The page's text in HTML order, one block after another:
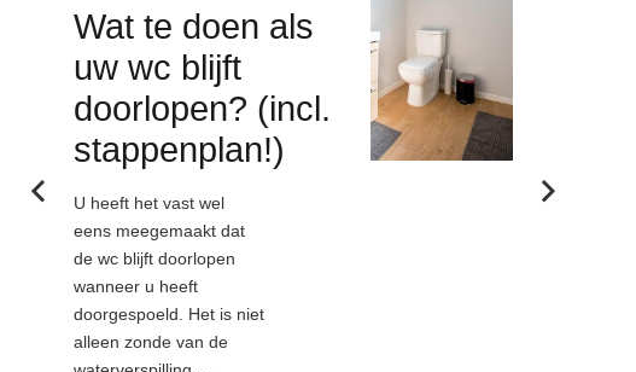
Wat te doen als
uw wc blijft
doorlopen? (incl.
stappenplan!)
U heeft het vast wel
eens meegemaakt dat
de wc blijft doorlopen
wanneer u heeft
doorgespoeld. Het is niet
alleen zonde van de
een grote